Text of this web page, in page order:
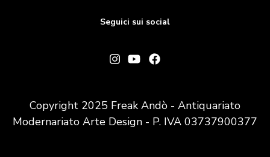
Seguici sui social
Copyright 2025 Freak Andò - Antiquariato
Modernariato Arte Design - P. IVA 03737900377